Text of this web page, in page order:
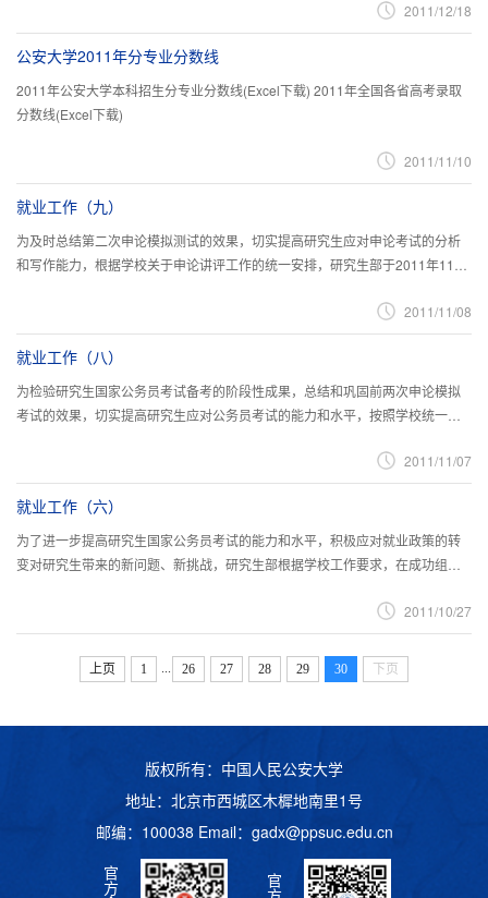
2011/12/18
公安大学2011年分专业分数线
2011年公安大学本科招生分专业分数线(Excel下载) 2011年全国各省高考录取
分数线(Excel下载)
2011/11/10
就业工作（九）
为及时总结第二次申论模拟测试的效果，切实提高研究生应对申论考试的分析
和写作能力，根据学校关于申论讲评工作的统一安排，研究生部于2011年11月
2011/11/08
就业工作（八）
为检验研究生国家公务员考试备考的阶段性成果，总结和巩固前两次申论模拟
考试的效果，切实提高研究生应对公务员考试的能力和水平，按照学校统一部
2011/11/07
就业工作（六）
为了进一步提高研究生国家公务员考试的能力和水平，积极应对就业政策的转
变对研究生带来的新问题、新挑战，研究生部根据学校工作要求，在成功组织
2011/10/27
上页 1 26 27 28 29 30 下页
版权所有：中国人民公安大学
地址：北京市西城区木樨地南里1号
邮编：100038 Email： gadx@ppsuc.edu.cn
官
方 官